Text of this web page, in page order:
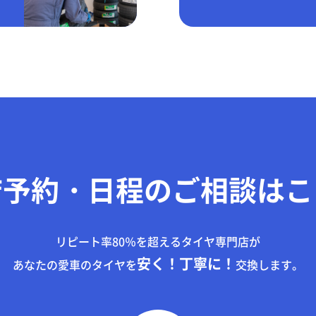
約・日程のご相談は
リピート率80％を超えるタイヤ専門店が
あなたの愛車のタイヤを安く！丁寧に！ 交換します。